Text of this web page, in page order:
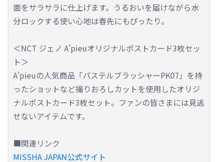
面をサラサラに仕上げます。うるおいを届けながら水
分ロックする使い心地は春先にもぴったり。
＜NCT ジェノ A'pieuオリジナルポストカード3枚セッ
ト＞
A'pieuの人気商品「パステルブラッシャーPK07」を持
ったショットなど撮りおろしカットを使用したオリジ
ナルポストカード3枚セット。ファンの皆さまには見逃
せないアイテムです。
■関連リンク
MISSHA JAPAN公式サイト